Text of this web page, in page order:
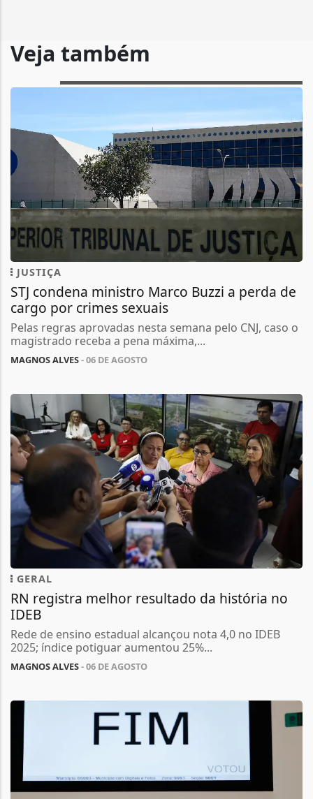
Veja também
JUSTIÇA
STJ condena ministro Marco Buzzi a perda de
cargo por crimes sexuais
Pelas regras aprovadas nesta semana pelo CNJ, caso o
magistrado receba a pena máxima,...
MAGNOS ALVES- 06 DE AGOSTO
GERAL
RN registra melhor resultado da história no
IDEB
Rede de ensino estadual alcançou nota 4,0 no IDEB
2025; índice potiguar aumentou 25%...
MAGNOS ALVES- 06 DE AGOSTO